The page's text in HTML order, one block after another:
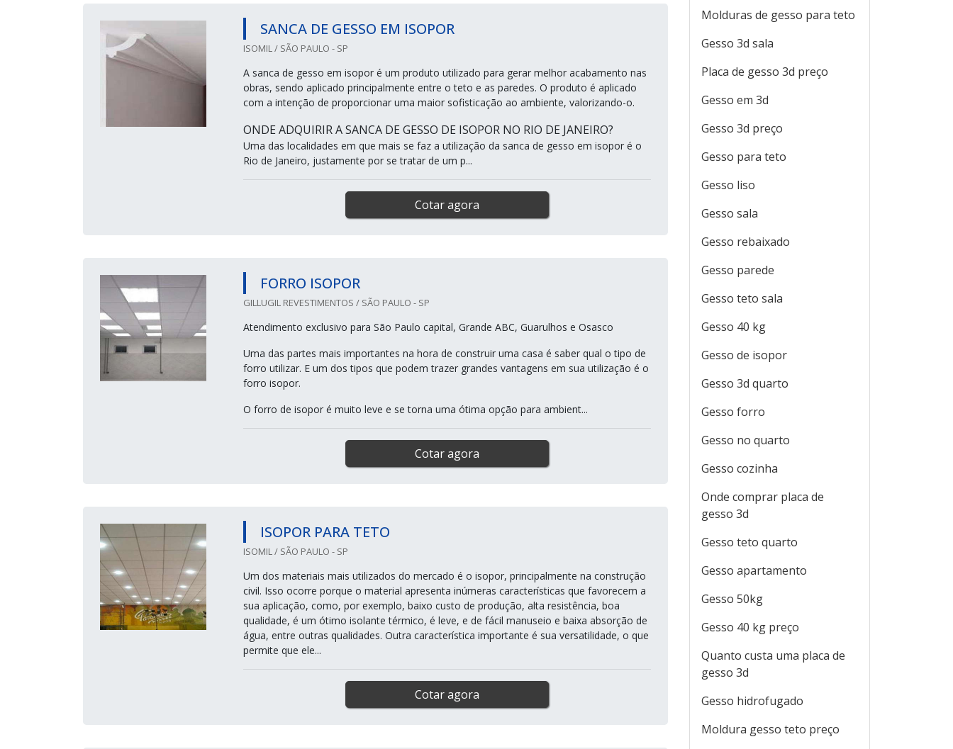
SANCA DE GESSO EM ISOPOR
ISOMIL / SÃO PAULO - SP
A sanca de gesso em isopor é um produto utilizado para gerar melhor acabamento nas
obras, sendo aplicado principalmente entre o teto e as paredes. O produto é aplicado
com a intenção de proporcionar uma maior sofisticação ao ambiente, valorizando-o.
ONDE ADQUIRIR A SANCA DE GESSO DE ISOPOR NO RIO DE JANEIRO?
Uma das localidades em que mais se faz a utilização da sanca de gesso em isopor é o
Rio de Janeiro, justamente por se tratar de um p...
Cotar agora
FORRO ISOPOR
GILLUGIL REVESTIMENTOS / SÃO PAULO - SP
Atendimento exclusivo para São Paulo capital, Grande ABC, Guarulhos e Osasco
Uma das partes mais importantes na hora de construir uma casa é saber qual o tipo de
forro utilizar. E um dos tipos que podem trazer grandes vantagens em sua utilização é o
forro isopor.
O forro de isopor é muito leve e se torna uma ótima opção para ambient...
Cotar agora
ISOPOR PARA TETO
ISOMIL / SÃO PAULO - SP
Um dos materiais mais utilizados do mercado é o isopor, principalmente na construção
civil. Isso ocorre porque o material apresenta inúmeras características que favorecem a
sua aplicação, como, por exemplo, baixo custo de produção, alta resistência, boa
qualidade, é um ótimo isolante térmico, é leve, e de fácil manuseio e baixa absorção de
água, entre outras qualidades. Outra característica importante é sua versatilidade, o que
permite que ele...
Cotar agora
Molduras de gesso para teto
Gesso 3d sala
Placa de gesso 3d preço
Gesso em 3d
Gesso 3d preço
Gesso para teto
Gesso liso
Gesso sala
Gesso rebaixado
Gesso parede
Gesso teto sala
Gesso 40 kg
Gesso de isopor
Gesso 3d quarto
Gesso forro
Gesso no quarto
Gesso cozinha
Onde comprar placa de
gesso 3d
Gesso teto quarto
Gesso apartamento
Gesso 50kg
Gesso 40 kg preço
Quanto custa uma placa de
gesso 3d
Gesso hidrofugado
Moldura gesso teto preço